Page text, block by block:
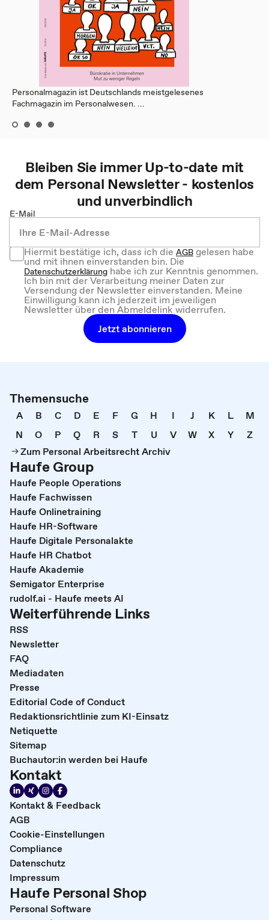
Personalmagazin ist Deutschlands meistgelesenes
Fachmagazin im Personalwesen. ...
Bleiben Sie immer Up-to-date mit
dem Personal Newsletter - kostenlos
und unverbindlich
E-Mail
Hiermit bestätige ich, dass ich dieAGBgelesen habe
und mit ihnen einverstanden bin. Die
Datenschutzerklärung habe ich zur Kenntnis genommen.
Ich bin mit der Verarbeitung meiner Daten zur
Versendung der Newsletter einverstanden. Meine
Einwilligung kann ich jederzeit im jeweiligen
Newsletter über den Abmeldelink widerrufen.
Jetzt abonnieren
Themensuche
A B C D E F G H I J K L
M
N
O P Q R S T U V W X Y
Z
Zum Personal Arbeitsrecht Archiv
Haufe Group
Haufe People Operations
Haufe Fachwissen
Haufe Onlinetraining
Haufe HR-Software
Haufe Digitale Personalakte
Haufe HR Chatbot
Haufe Akademie
Semigator Enterprise
rudolf.ai - Haufe meets AI
Weiterführende Links
RSS
Newsletter
FAQ
Mediadaten
Presse
Editorial Code of Conduct
Redaktionsrichtlinie zum KI-Einsatz
Netiquette
Sitemap
Buchautor:in werden bei Haufe
Kontakt
Kontakt & Feedback
AGB
Cookie-Einstellungen
Compliance
Datenschutz
Impressum
Haufe Personal Shop
Personal Software